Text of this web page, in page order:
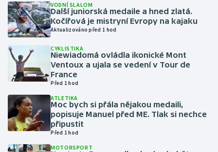
Judo
Krasobruslení
Lezení
Lyže a snowboard
Moderní pětiboj
Motorsport
VODNÍ SLALOM
Další juniorská medaile a hned zlatá.
Kočířová je mistryní Evropy na kajaku
Aktualizováno před 1 hod
CYKLISTIKA
Niewiadomá ovládla ikonické Mont
Ventoux a ujala se vedení v Tour de
France
Před 1 hod
ATLETIKA
Moc bych si přála nějakou medaili,
popisuje Manuel před ME. Tlak si nechce
připustit
Před 1 hod
MOTORSPORT